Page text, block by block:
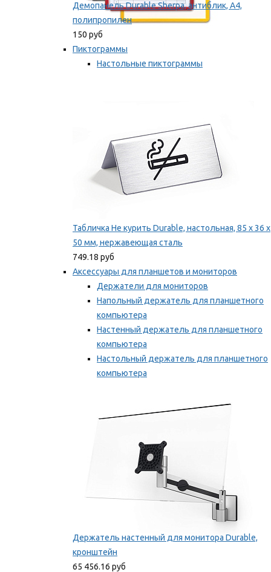
Демопанель Durable Sherpa, антиблик, А4,
полипропилен
150 руб
Пиктограммы
Настольные пиктограммы
Табличка Не курить Durable, настольная, 85 x 36 x
50 мм, нержавеющая сталь
749.18 руб
Аксессуары для планшетов и мониторов
Держатели для мониторов
Напольный держатель для планшетного
компьютера
Настенный держатель для планшетного
компьютера
Настольный держатель для планшетного
компьютера
Держатель настенный для монитора Durable,
кронштейн
65 456.16 руб